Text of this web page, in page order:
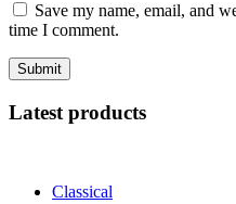
Save my name, email, and
time I comment.
Latest products
Classical